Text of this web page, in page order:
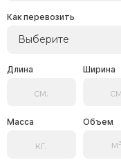
Как перевозить
Выберите
Длина Ширина
Масса Объем